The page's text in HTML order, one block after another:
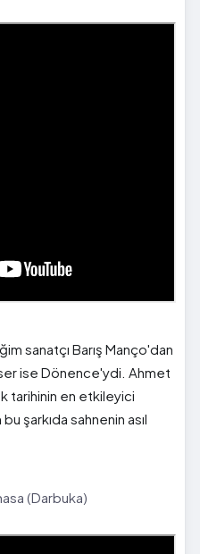
sanatçı Barış Manço'dan
ise Dönence'ydi. Ahmet
tarihinin en etkileyici
şarkıda sahnenin asıl
(Darbuka)